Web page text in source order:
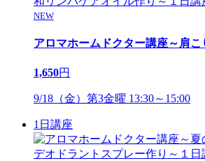
NEW
アロマホームドクター講座～肩こ
1,650円
9/18（金）第3金曜 13:30～15:00
1日講座